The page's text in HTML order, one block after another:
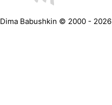
Dima Babushkin © 2000 - 2026